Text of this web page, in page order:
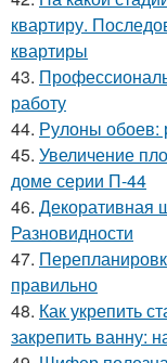
квартиру.
квартиры
43.
работу
44. Рулоны обоев:
45. Увеличение
доме серии П-44
46. Декоративная
Разновидности
47.
правильно
48. Как укрепить
закрепить ванну: